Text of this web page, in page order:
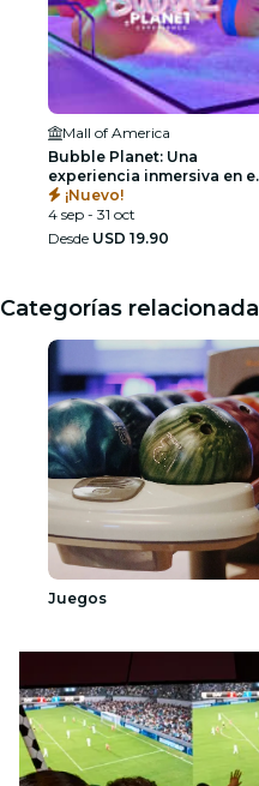
Mall of America
Bubble Planet: Una
experiencia inmersiva en el
Mall of America
¡Nuevo!
4 sep - 31 oct
Desde USD 19.90
Categorías
Juegos